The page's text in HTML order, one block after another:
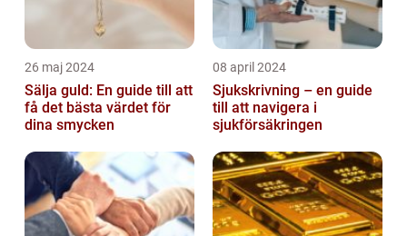
26 maj 2024
Sälja guld: En guide till att
få det bästa värdet för
dina smycken
08 april 2024
Sjukskrivning – en guide
till att navigera i
sjukförsäkringen